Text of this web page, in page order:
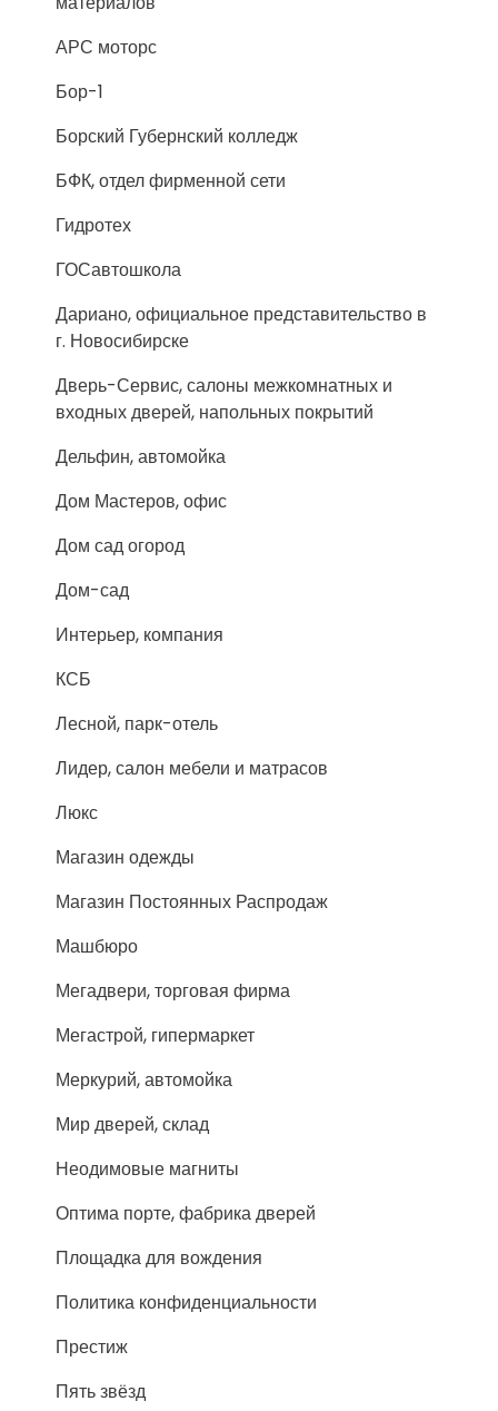
АРС моторс
Бор-1
Борский Губернский колледж
БФК, отдел фирменной сети
Гидротех
ГОСавтошкола
Дариано, официальное представительство в
г. Новосибирске
Дверь-Сервис, салоны межкомнатных и
входных дверей, напольных покрытий
Дельфин, автомойка
Дом Мастеров, офис
Дом сад огород
Дом-сад
Интерьер, компания
КСБ
Лесной, парк-отель
Лидер, салон мебели и матрасов
Люкс
Магазин одежды
Магазин Постоянных Распродаж
Машбюро
Мегадвери, торговая фирма
Мегастрой, гипермаркет
Меркурий, автомойка
Мир дверей, склад
Неодимовые магниты
Оптима порте, фабрика дверей
Площадка для вождения
Политика конфиденциальности
Престиж
Пять звёзд